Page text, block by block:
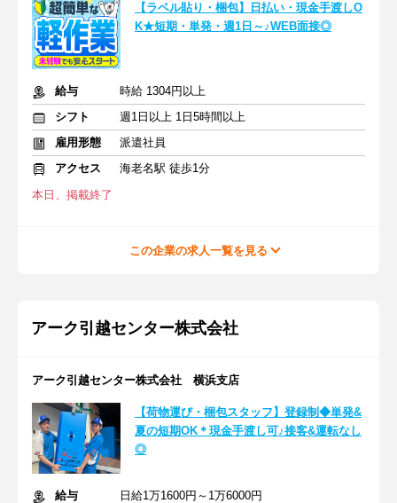
【ラベル貼り・梱包】日払い・現金手渡しO
K★短期・単発・週1日～♪WEB面接◎
給与
時給 1304円以上
シフト
週1日以上 1日5時間以上
雇用形態
派遣社員
アクセス
海老名駅 徒歩1分
本日、掲載終了
この企業の求人一覧を見る
アーク引越センター株式会社
アーク引越センター株式会社 横浜支店
【荷物運び・梱包スタッフ】登録制◆単発&
夏の短期OK＊現金手渡し可♪接客&運転なし
◎
給与
日給1万1600円～1万6000円